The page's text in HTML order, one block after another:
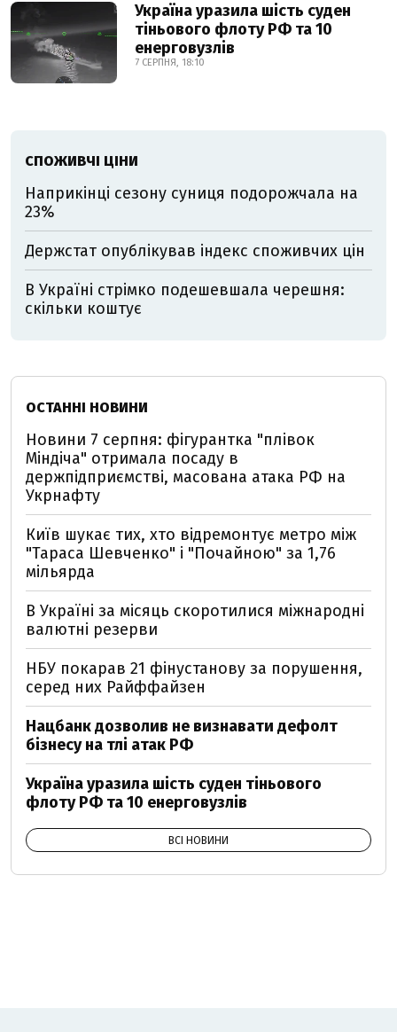
Україна уразила шість суден
тіньового флоту РФ та 10
енерговузлів
7 СЕРПНЯ, 18:10
СПОЖИВЧІ ЦІНИ
Наприкінці сезону суниця подорожчала на
23%
Держстат опублікував індекс споживчих цін
В Україні стрімко подешевшала черешня:
скільки коштує
ОСТАННІ НОВИНИ
Новини 7 серпня: фігурантка "плівок
Міндіча" отримала посаду в
держпідприємстві, масована атака РФ на
Укрнафту
Київ шукає тих, хто відремонтує метро між
"Тараса Шевченко" і "Почайною" за 1,76
мільярда
В Україні за місяць скоротилися міжнародні
валютні резерви
НБУ покарав 21 фінустанову за порушення,
серед них Райффайзен
Нацбанк дозволив не визнавати дефолт
бізнесу на тлі атак РФ
Україна уразила шість суден тіньового
флоту РФ та 10 енерговузлів
ВСІ НОВИНИ